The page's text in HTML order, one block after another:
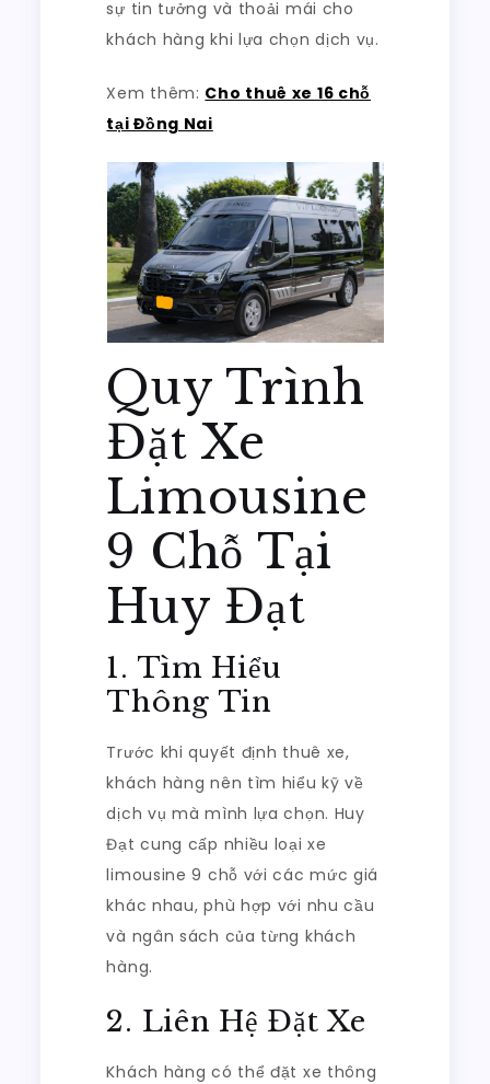
sự tin tưởng và thoải mái cho
khách hàng khi lựa chọn dịch vụ.
Xem thêm: Cho thuê xe 16 chỗ
tại Đồng Nai
Quy Trình
Đặt Xe
Limousine
9 Chỗ Tại
Huy Đạt
1. Tìm Hiểu
Thông Tin
Trước khi quyết định thuê xe,
khách hàng nên tìm hiểu kỹ về
dịch vụ mà mình lựa chọn. Huy
Đạt cung cấp nhiều loại xe
limousine 9 chỗ với các mức giá
khác nhau, phù hợp với nhu cầu
và ngân sách của từng khách
hàng.
2. Liên Hệ Đặt Xe
Khách hàng có thể đặt xe thông